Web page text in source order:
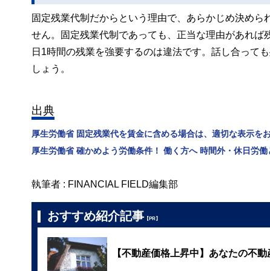
固定残業代制だからという理由で、あらかじめ決め
せん。固定残業代制であっても、正当な理由があれ
日1時間の残業を強要するのは違法です。話し合って
しょう。
出典
厚生労働省 固定残業代を賃金に含める場合は、適切な表示を
厚生労働省 確かめよう労働条件！ 働く方へ 時間外・休日労働
執筆者 : FINANCIAL FIELD編集部
おすすめ紹介記事 【PR】
【不動産価格上昇中】あなたの不